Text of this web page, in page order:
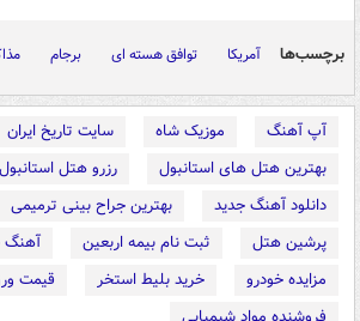
برچسب‌ها آمریکا توافق هسته ای برجام
آپ آهنگ موزیک شاه
سایت تاریخ ایران
بهترین هتل های استانبول
رزرو هتل استانبول
دانلود آهنگ جدید
بهترین جراح بینی ترمیمی
پرشین هتل
ثبت نام بیمه اربعین
آهنگ
مزایده خودرو
خرید بلیط استخر
قیمت